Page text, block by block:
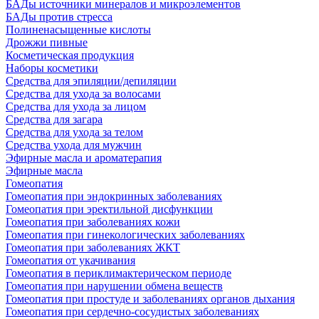
БАДы источники минералов и микроэлементов
БАДы против стресса
Полиненасыщенные кислоты
Дрожжи пивные
Косметическая продукция
Наборы косметики
Средства для эпиляции/депиляции
Средства для ухода за волосами
Средства для ухода за лицом
Средства для загара
Средства для ухода за телом
Средства ухода для мужчин
Эфирные масла и ароматерапия
Эфирные масла
Гомеопатия
Гомеопатия при эндокринных заболеваниях
Гомеопатия при эректильной дисфункции
Гомеопатия при заболеваниях кожи
Гомеопатия при гинекологических заболеваниях
Гомеопатия при заболеваниях ЖКТ
Гомеопатия от укачивания
Гомеопатия в периклимактерическом периоде
Гомеопатия при нарушении обмена веществ
Гомеопатия при простуде и заболеваниях органов дыхания
Гомеопатия при сердечно-сосудистых заболеваниях